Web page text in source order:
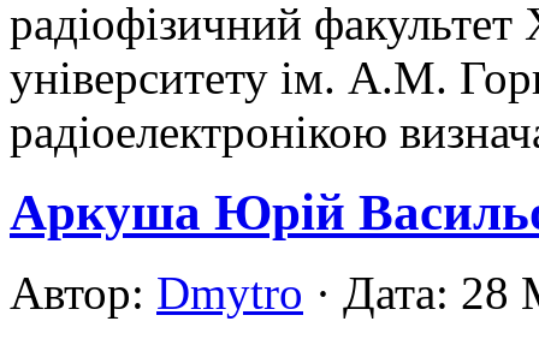
радіофізичний факультет
університету ім. А.М.
радіоелектронікою
Аркуша Юрій
Автор: Dmytro · Дата: 28